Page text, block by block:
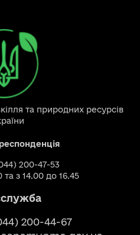
та природних ресурсів
200-47-53
та з 14.00 до 16.45
200-44-67